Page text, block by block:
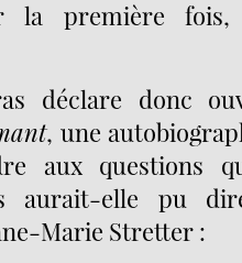
la première fois,
déclare donc
, une
aux questions
aurait-elle pu
Marie Stretter :